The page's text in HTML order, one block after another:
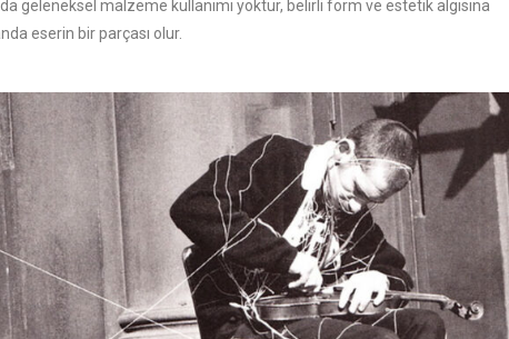
geleneksel malzeme kullanımı yoktur, belirli form ve estetik algısına
eserin bir parçası olur.